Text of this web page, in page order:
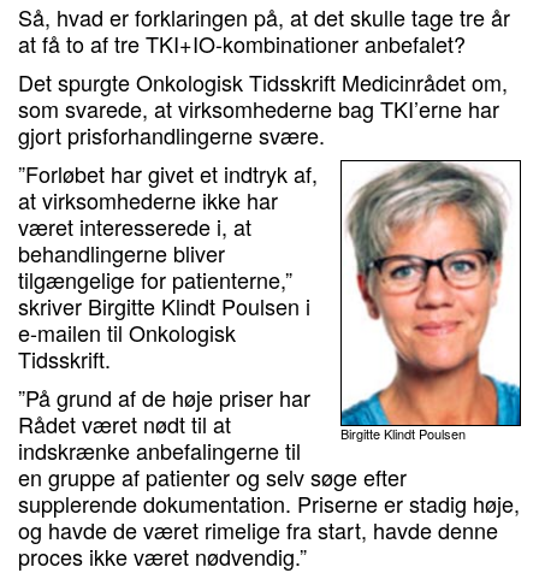
Så, hvad er forklaringen på, at det skulle tage tre år
at få to af tre TKI+IO-kombinationer anbefalet?
Det spurgte Onkologisk Tidsskrift Medicinrådet om,
som svarede, at virksomhederne bag TKI’erne har
gjort prisforhandlingerne svære.
Birgitte Klindt Poulsen
”Forløbet har givet et indtryk af,
at virksomhederne ikke har
været interesserede i, at
behandlingerne bliver
tilgængelige for patienterne,”
skriver Birgitte Klindt Poulsen i
e-mailen til Onkologisk
Tidsskrift.
”På grund af de høje priser har
Rådet været nødt til at
indskrænke anbefalingerne til
en gruppe af patienter og selv søge efter
supplerende dokumentation. Priserne er stadig høje,
og havde de været rimelige fra start, havde denne
proces ikke været nødvendig.”